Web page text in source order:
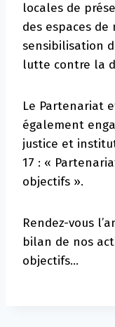
locales de
des espaces
sensibilisation
lutte contre la
Le Partenariat
également
justice et
17 : «
objectifs ».
Rendez-vous
bilan de nos
objectifs…